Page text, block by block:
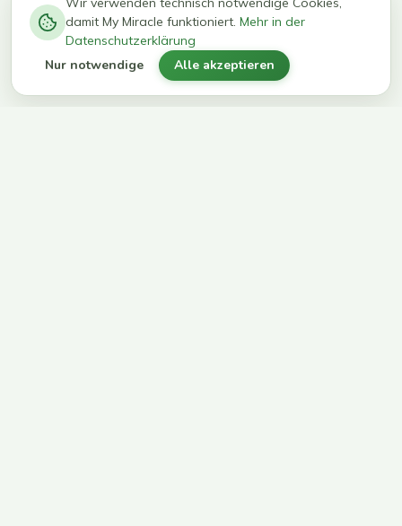
kg in 12
Wochen
erreichen
ihr Ziel
damit My Miracle funktioniert. Mehr in der
Datenschutzerklärung
Nur notwendige Alle akzeptieren